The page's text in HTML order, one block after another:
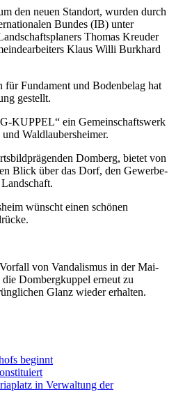
den neuen Standort, wurden durch
Bundes (IB) unter
Thomas Kreuder
Klaus Willi Burkhard
Fundament und Bodenbelag hat
gestellt.
KUPPEL“ ein Gemeinschaftswerk
Waldlaubersheimer.
Domberg, bietet von
Blick über das Dorf, den Gewerbe-
wünscht einen schönen
von Vandalismus in der Mai-
Dombergkuppel erneut zu
Glanz wieder erhalten.
beginnt
in Verwaltung der